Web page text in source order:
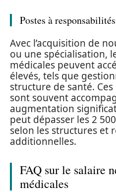
Postes à responsabilités
Avec l’acquisition de
ou une spécialisation,
médicales peuvent
élevés, tels que
structure de santé.
sont souvent
augmentation
peut dépasser les 2
selon les structures et
additionnelles.
FAQ sur le salaire
médicales